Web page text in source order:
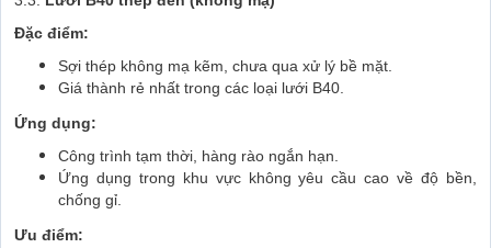
Đặc điểm:
Sợi thép không mạ kẽm, chưa qua xử lý bề mặt.
Giá thành rẻ nhất trong các loại lưới B40.
Ứng dụng:
Công trình tạm thời, hàng rào ngắn hạn.
Ứng dụng trong khu vực không yêu cầu cao về độ bền,
chống gỉ.
Ưu điểm: